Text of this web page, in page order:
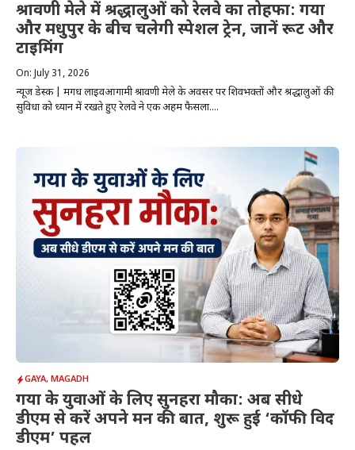
श्रावणी मेले में श्रद्धालुओं को रेलवे का तोहफा: गया
और मधुपुर के बीच चलेगी स्पेशल ट्रेन, जानें रूट और
टाइमिंग
On: July 31, 2026
न्यूज डेस्क | मगध लाइवआगामी श्रावणी मेले के अवसर पर शिवभक्तों और श्रद्धालुओं की
सुविधा को ध्यान में रखते हुए रेलवे ने एक अहम फैसला....
GAYA, MAGADH
गया के युवाओं के लिए सुनहरा मौका: अब सीधे
डीएम से करें अपने मन की बात, शुरू हुई ‘कॉफी विद
डीएम’ पहल